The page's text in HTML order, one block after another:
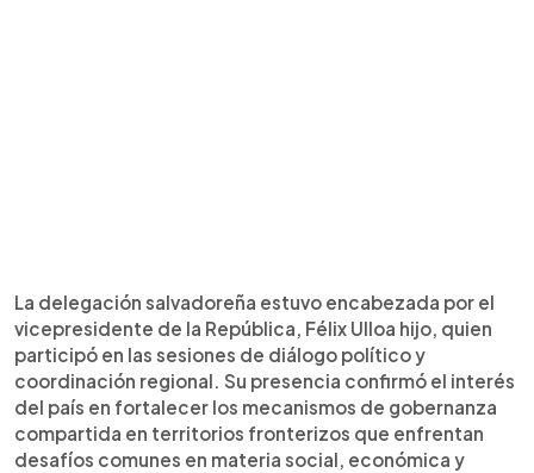
La delegación salvadoreña estuvo encabezada por el
vicepresidente de la República, Félix Ulloa hijo, quien
participó en las sesiones de diálogo político y
coordinación regional. Su presencia confirmó el interés
del país en fortalecer los mecanismos de gobernanza
compartida en territorios fronterizos que enfrentan
desafíos comunes en materia social, económica y